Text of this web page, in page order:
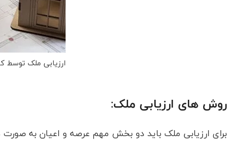
ارزیابی ملک توسط
روش های ارزیابی ملک:
برای ارزیابی ملک باید دو بخش مهم عرصه و اعیان به